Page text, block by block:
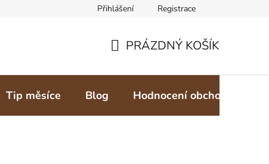
Přihlášení Registrace
KOŠÍK
PRÁZDNÝ KOŠÍK
Tip měsíce Blog Hodnocení obchodu